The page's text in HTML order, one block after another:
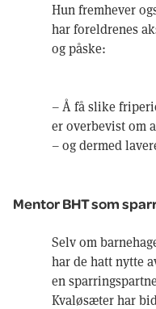
Hun fremhever
har foreldrenes
og påske:
– Å få slike
er overbevist om
– og dermed
Mentor BHT som
Selv om
har de hatt nytte
en
Kvaløsæter har